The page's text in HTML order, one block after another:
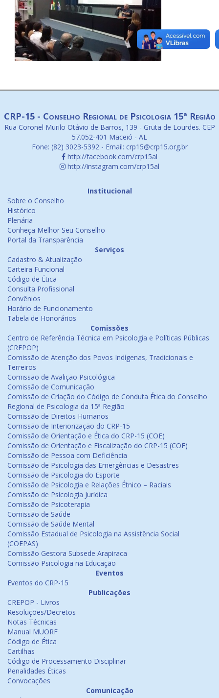
CRP-15 - Conselho Regional de Psicologia 15ª Região
Rua Coronel Murilo Otávio de Barros, 139 - Gruta de Lourdes. CEP
57.052-401 Maceió - AL
Fone: (82) 3023-5392 - Email: crp15@crp15.org.br
http://facebook.com/crp15al
http://instagram.com/crp15al
Institucional
Sobre o Conselho
Histórico
Plenária
Conheça Melhor Seu Conselho
Portal da Transparência
Serviços
Cadastro & Atualização
Carteira Funcional
Código de Ética
Consulta Profissional
Convênios
Horário de Funcionamento
Tabela de Honorários
Comissões
Centro de Referência Técnica em Psicologia e Políticas Públicas
(CREPOP)
Comissão de Atenção dos Povos Indígenas, Tradicionais e
Terreiros
Comissão de Avalição Psicológica
Comissão de Comunicação
Comissão de Criação do Código de Conduta Ética do Conselho
Regional de Psicologia da 15ª Região
Comissão de Direitos Humanos
Comissão de Interiorização do CRP-15
Comissão de Orientação e Ética do CRP-15 (COE)
Comissão de Orientação e Fiscalização do CRP-15 (COF)
Comissão de Pessoa com Deficiência
Comissão de Psicologia das Emergências e Desastres
Comissão de Psicologia do Esporte
Comissão de Psicologia e Relações Étnico – Raciais
Comissão de Psicologia Jurídica
Comissão de Psicoterapia
Comissão de Saúde
Comissão de Saúde Mental
Comissão Estadual de Psicologia na Assistência Social
(COEPAS)
Comissão Gestora Subsede Arapiraca
Comissão Psicologia na Educação
Eventos
Eventos do CRP-15
Publicações
CREPOP - Livros
Resoluções/Decretos
Notas Técnicas
Manual MUORF
Código de Ética
Cartilhas
Código de Processamento Disciplinar
Penalidades Éticas
Convocações
Comunicação